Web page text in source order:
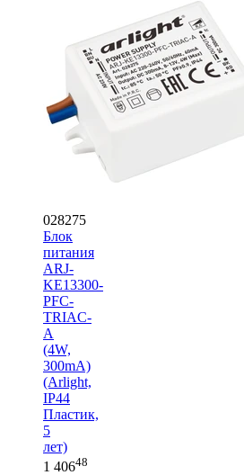
028275
Блок
питания
ARJ-
KE13300-
PFC-
TRIAC-
A
(4W,
300mA)
(Arlight,
IP44
Пластик,
5
лет)
1 40648